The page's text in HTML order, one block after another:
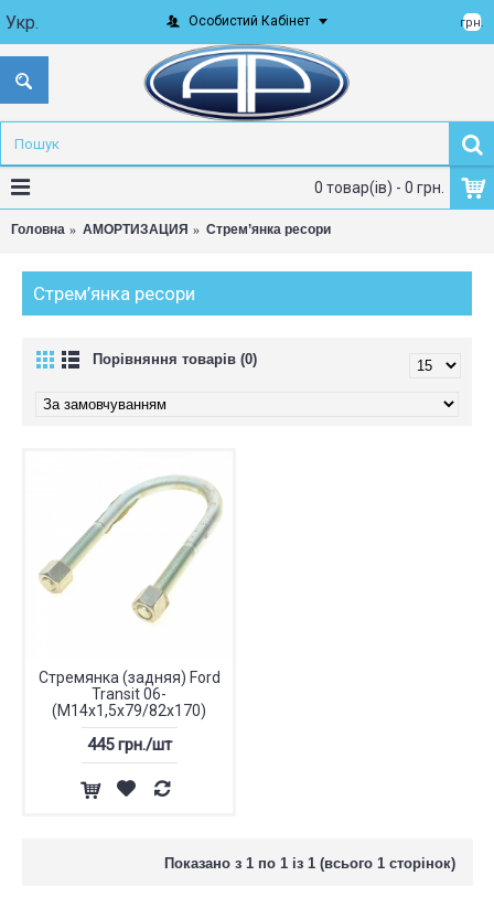
Укр. грн.
Особистий Кабінет
0 товар(ів) - 0 грн.
Головна АМОРТИЗАЦИЯ Стрем’янка ресори
Стрем’янка ресори
Порівняння товарів (0)
Стремянка (задняя) Ford
Transit 06-
(M14x1,5x79/82x170)
445 грн./шт
Показано з 1 по 1 із 1 (всього 1 сторінок)